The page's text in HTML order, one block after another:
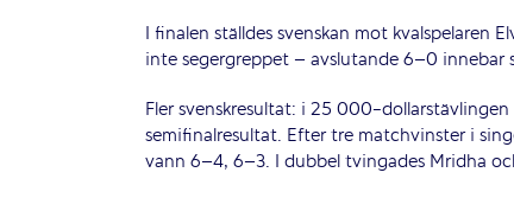
I finalen ställdes svenskan mot kvalspelaren
inte segergreppet – avslutande 6–0 innebar
Fler svenskresultat: i 25 000-
semifinalresultat. Efter tre matchvinster i
vann 6–4, 6–3. I dubbel tvingades Mridha